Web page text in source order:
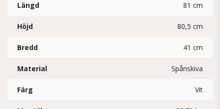
Längd 81 cm
Höjd 80,5 cm
Bredd 41 cm
Material Spånskiva
Färg Vit